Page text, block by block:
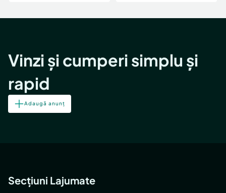
Vinzi și cumperi simplu și
rapid
Adaugă anunț
Secțiuni Lajumate